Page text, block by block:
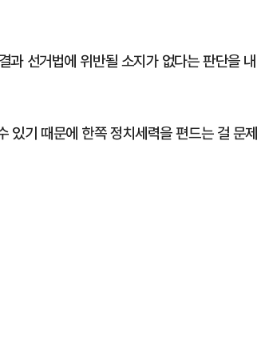
과 선거법에 위반될 소지가 없다는 판단을 내
있기 때문에 한쪽 정치세력을 편드는 걸 문제